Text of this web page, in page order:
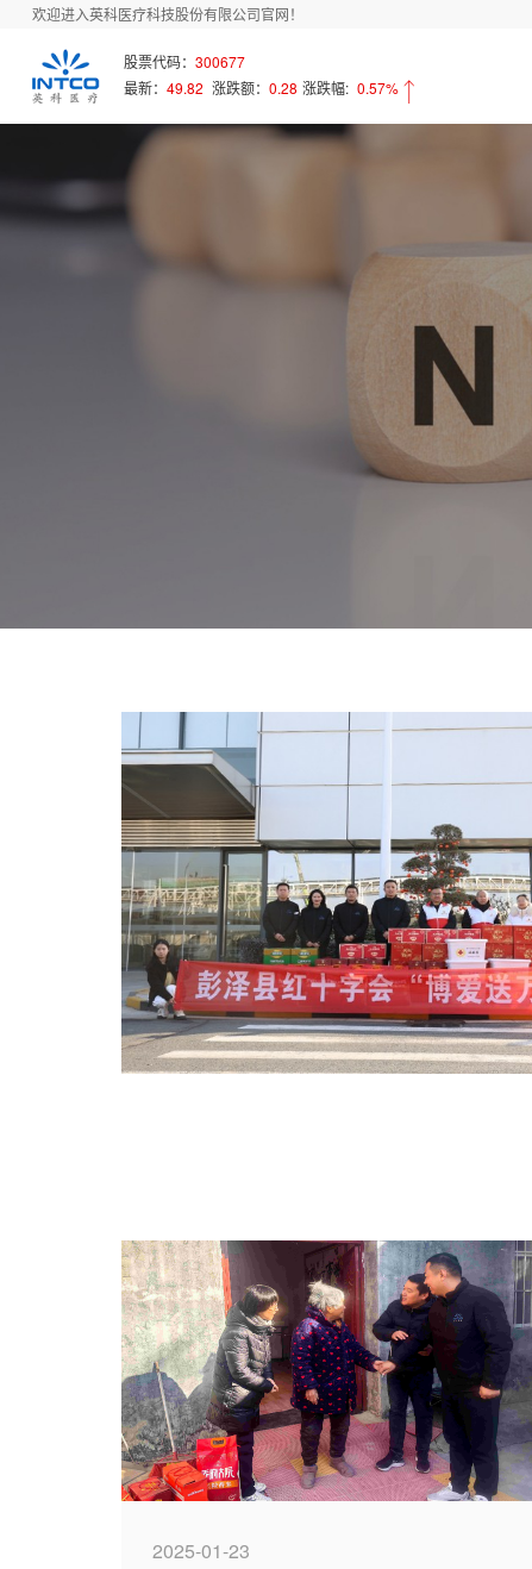
欢迎进入英科医疗科技股份有限公司官网！
股票代码：300677
最新：49.82 涨跌额：0.28 涨跌幅: 0.57%
户送温暖
顺利开展了针对当
2025-01-23